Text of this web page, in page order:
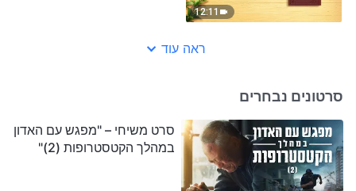
12:11
ראה עוד
סרטונים נבחרים
סרט משיחי – "מפגש עם האדון
במהלך הקטסטרופות (2)"